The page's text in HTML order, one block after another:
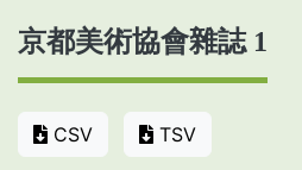
京都美術協會雜誌 1
CSV TSV